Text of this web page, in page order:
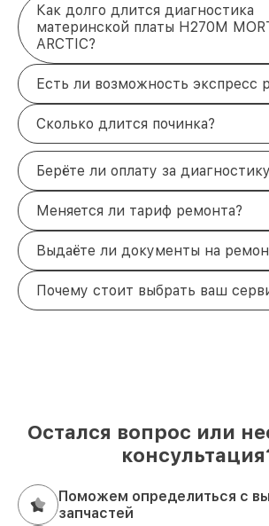
Как долго длится диагностика
материнской платы H270M
ARCTIC?
Есть ли возможность экспресс
Сколько длится починка?
Берёте ли оплату за
Меняется ли тариф ремонта?
Выдаёте ли документы на
Почему стоит выбрать ваш
Остался вопрос или
Поможем определиться с
запчастей